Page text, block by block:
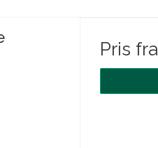
Pris fra